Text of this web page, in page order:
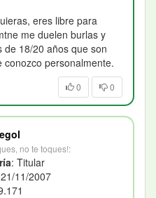
eres libre para
me duelen burlas y
de 18/20 años que son
personalmente.
0 0
no te toques!:
: Titular
11/2007